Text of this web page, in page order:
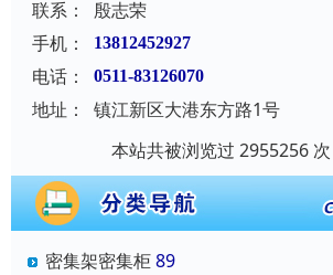
联系：
殷志荣
手机：
13812452927
电话： 0511-83126070
地址：
镇江新区大港东方路1号
本站共被浏览过 2955256 次
密集架密集柜89